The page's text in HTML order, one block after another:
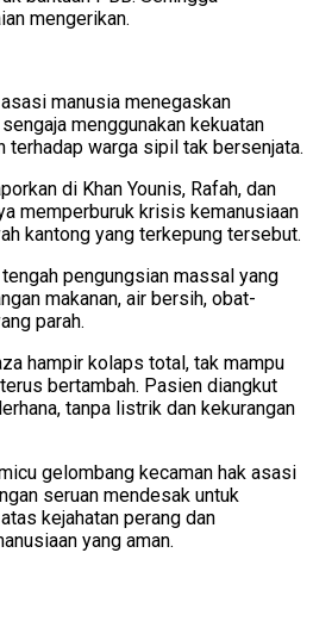
mengerikan.
manusia menegaskan
menggunakan kekuatan
terhadap warga sipil tak bersenjata.
di Khan Younis, Rafah, dan
memperburuk krisis kemanusiaan
kantong yang terkepung tersebut.
pengungsian massal yang
makanan, air bersih, obat-
parah.
hampir kolaps total, tak mampu
bertambah. Pasien diangkut
tanpa listrik dan kekurangan
gelombang kecaman hak asasi
seruan mendesak untuk
kejahatan perang dan
yang aman.